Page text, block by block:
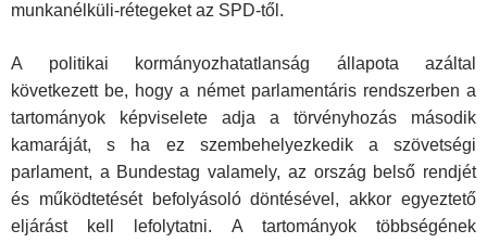
munkanélküli-rétegeket az SPD-től.
A politikai kormányozhatatlanság állapota azáltal
következett be, hogy a német parlamentáris rendszerben a
tartományok képviselete adja a törvényhozás második
kamaráját, s ha ez szembehelyezkedik a szövetségi
parlament, a Bundestag valamely, az ország belső rendjét
és működtetését befolyásoló döntésével, akkor egyeztető
eljárást kell lefolytatni. A tartományok többségének